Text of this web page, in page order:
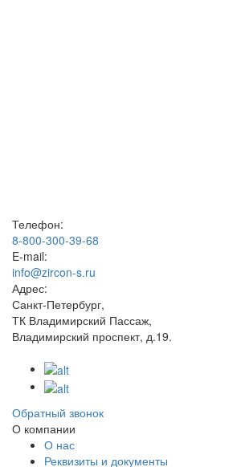
Телефон:
8-800-300-39-68
E-mail:
info@zircon-s.ru
Адрес:
Санкт-Петербург,
ТК Владимирский Пассаж,
Владимирский проспект, д.19.
Обратный звонок
О компании
О нас
Реквизиты и документы